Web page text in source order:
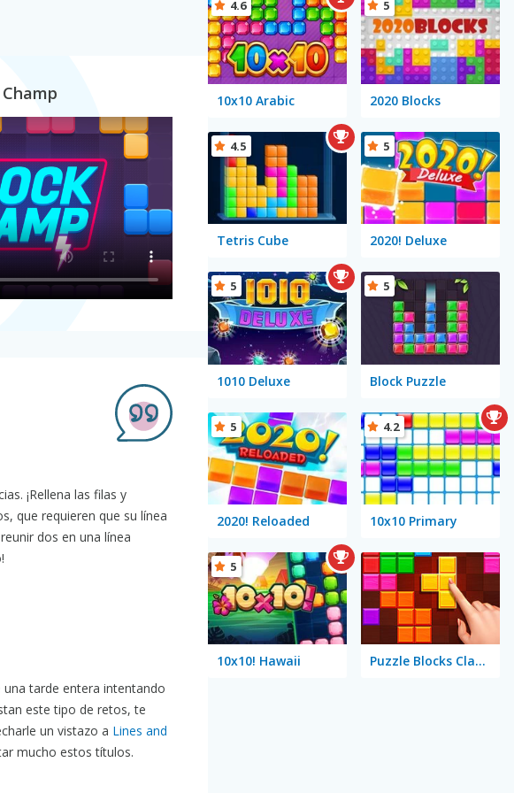
¡Rellena las filas y
que requieren que su línea
dos en una línea
tarde entera intentando
este tipo de retos, te
un vistazo a Lines and
mucho estos títulos.
10x10 Arabic
4.6
2020 Blocks
5
Tetris Cube
4.5
2020! Deluxe
5
1010 Deluxe
5
Block Puzzle
5
2020! Reloaded
5
10x10 Primary
4.2
10x10! Hawaii
5
Puzzle Blocks Classic